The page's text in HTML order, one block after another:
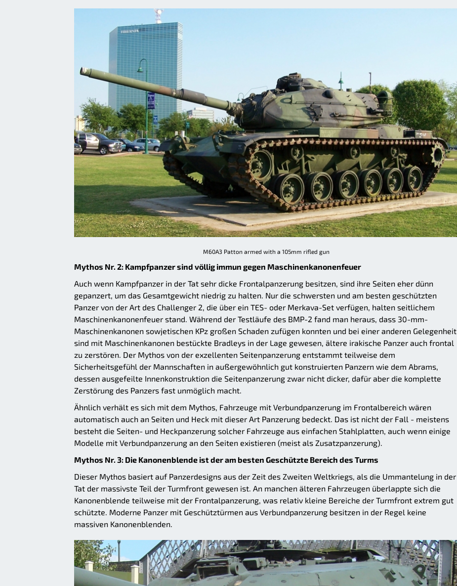
M60A3 Patton armed with a 105mm rifled gun
Mythos Nr. 2: Kampfpanzer sind völlig immun gegen Maschinenkanonenfeuer
Auch wenn Kampfpanzer in der Tat sehr dicke Frontalpanzerung besitzen, sind ihre Seiten eher dünn
gepanzert, um das Gesamtgewicht niedrig zu halten. Nur die schwersten und am besten geschützten
Panzer von der Art des Challenger 2, die über ein TES- oder Merkava-Set verfügen, halten seitlichem
Maschinenkanonenfeuer stand. Während der Testläufe des BMP-2 fand man heraus, dass 30-mm-
Maschinenkanonen sowjetischen KPz großen Schaden zufügen konnten und bei einer anderen Gelegenheit
sind mit Maschinenkanonen bestückte Bradleys in der Lage gewesen, ältere irakische Panzer auch frontal
zu zerstören. Der Mythos von der exzellenten Seitenpanzerung entstammt teilweise dem
Sicherheitsgefühl der Mannschaften in außergewöhnlich gut konstruierten Panzern wie dem Abrams,
dessen ausgefeilte Innenkonstruktion die Seitenpanzerung zwar nicht dicker, dafür aber die komplette
Zerstörung des Panzers fast unmöglich macht.
Ähnlich verhält es sich mit dem Mythos, Fahrzeuge mit Verbundpanzerung im Frontalbereich wären
automatisch auch an Seiten und Heck mit dieser Art Panzerung bedeckt. Das ist nicht der Fall - meistens
besteht die Seiten- und Heckpanzerung solcher Fahrzeuge aus einfachen Stahlplatten, auch wenn einige
Modelle mit Verbundpanzerung an den Seiten existieren (meist als Zusatzpanzerung).
Mythos Nr. 3: Die Kanonenblende ist der am besten Geschützte Bereich des Turms
Dieser Mythos basiert auf Panzerdesigns aus der Zeit des Zweiten Weltkriegs, als die Ummantelung in der
Tat der massivste Teil der Turmfront gewesen ist. An manchen älteren Fahrzeugen überlappte sich die
Kanonenblende teilweise mit der Frontalpanzerung, was relativ kleine Bereiche der Turmfront extrem gut
schützte. Moderne Panzer mit Geschütztürmen aus Verbundpanzerung besitzen in der Regel keine
massiven Kanonenblenden.